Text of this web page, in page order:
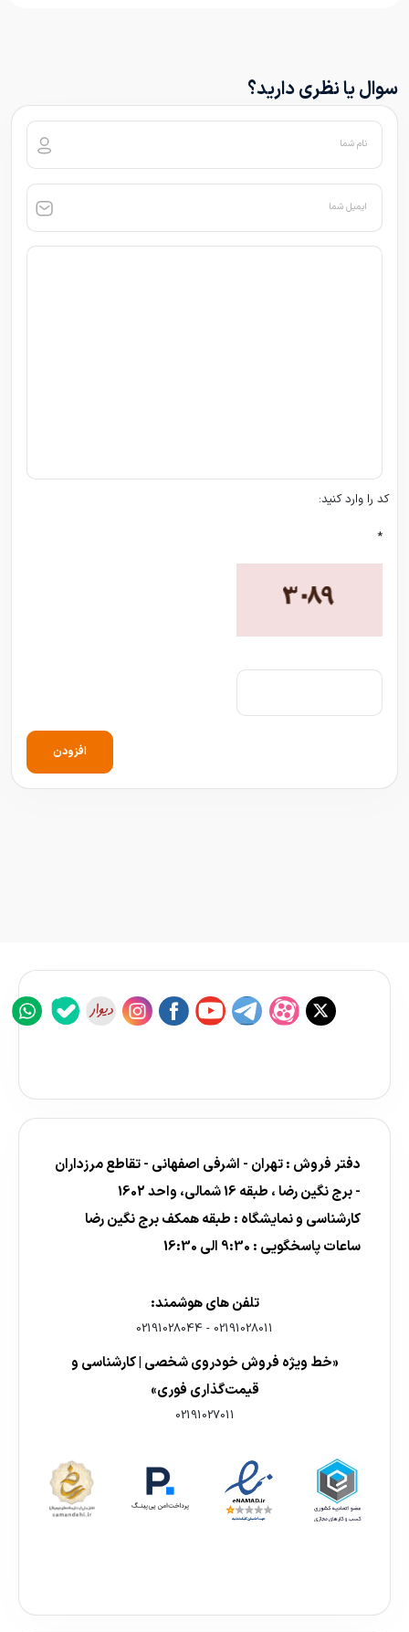
سوال یا نظری دارید؟
نام شما
ایمیل شما
کد را وارد کنید:
*
افزودن
دفتر فروش : تهران - اشرفی اصفهانی - تقاطع مرزداران
- برج نگین رضا ، طبقه 16 شمالی، واحد 1602
کارشناسی و نمایشگاه : طبقه همکف برج نگین رضا
ساعات پاسخگویی : 9:30 الی 16:30
تلفن های هوشمند:
02191028011
-
02191028044
«خط ویژه فروش خودروی شخصی | کارشناسی و
قیمت‌گذاری فوری»
02191027011